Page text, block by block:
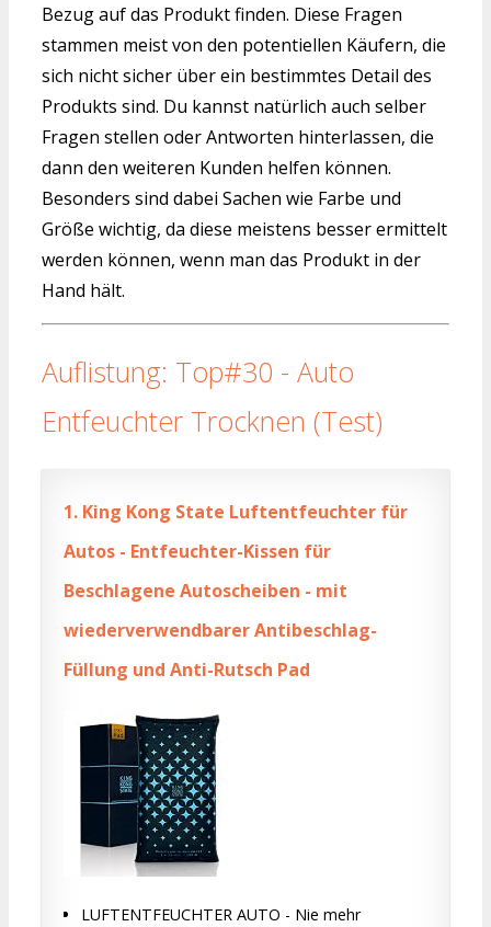
Bezug auf das Produkt finden. Diese Fragen
stammen meist von den potentiellen Käufern, die
sich nicht sicher über ein bestimmtes Detail des
Produkts sind. Du kannst natürlich auch selber
Fragen stellen oder Antworten hinterlassen, die
dann den weiteren Kunden helfen können.
Besonders sind dabei Sachen wie Farbe und
Größe wichtig, da diese meistens besser ermittelt
werden können, wenn man das Produkt in der
Hand hält.
Auflistung: Top#30 - Auto
Entfeuchter Trocknen (Test)
1. King Kong State Luftentfeuchter für
Autos - Entfeuchter-Kissen für
Beschlagene Autoscheiben - mit
wiederverwendbarer Antibeschlag-
Füllung und Anti-Rutsch Pad
LUFTENTFEUCHTER AUTO - Nie mehr